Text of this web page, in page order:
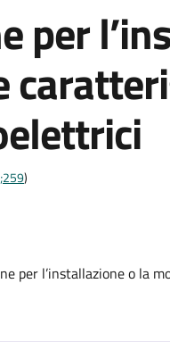
per
)
per l’installazione o la